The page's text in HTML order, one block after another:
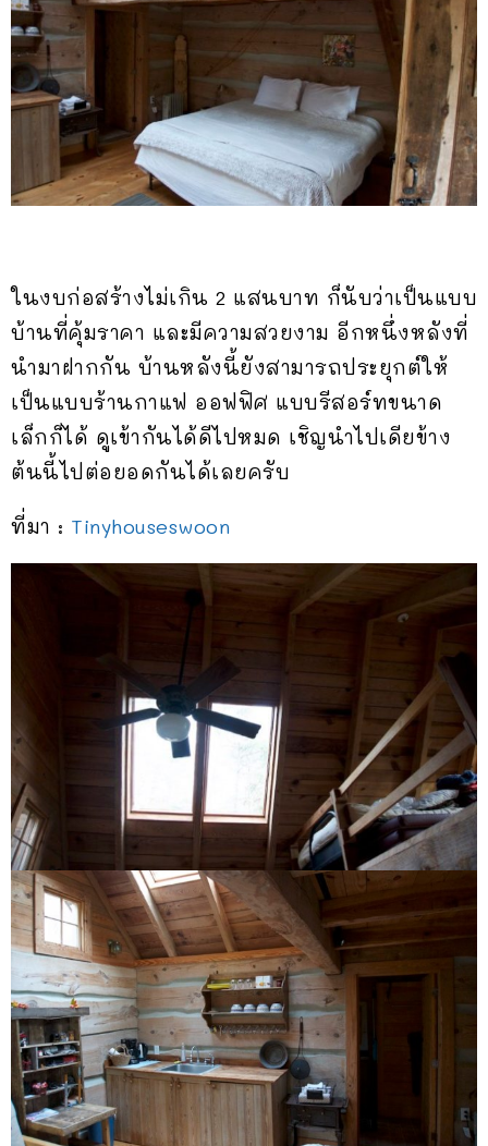
ในงบก่อสร้างไม่เกิน 2 แสนบาท ก็นับว่าเป็นแบบ
บ้านที่คุ้มราคา และมีความสวยงาม อีกหนึ่งหลังที่
นำมาฝากกัน บ้านหลังนี้ยังสามารถประยุกต์ให้
เป็นแบบร้านกาแฟ ออฟฟิศ แบบรีสอร์ทขนาด
เล็กก็ได้ ดูเข้ากันได้ดีไปหมด เชิญนำไปเดียข้าง
ต้นนี้ไปต่อยอดกันได้เลยครับ
ที่มา : Tinyhouseswoon